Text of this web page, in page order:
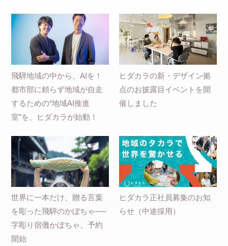
飛騨地域の中から、AIを！
都市部に頼らず地域が自走
するための“地域AI推進
室”を、ヒダカラが始動！
ヒダカラの新・デザイン拠
点のお披露目イベントを開
催しました
世界に一本だけ、贈る言葉
を彫った飛騨のかぼちゃ──
字彫り宿儺かぼちゃ、予約
開始
ヒダカラ正社員募集のお知
らせ（中途採用）